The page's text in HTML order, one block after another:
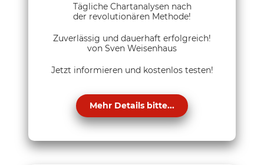
Tägliche Chartanalysen nach
der revolutionären Methode!
Zuverlässig und dauerhaft erfolgreich!
von Sven Weisenhaus
Jetzt informieren und kostenlos testen!
Mehr Details bitte...